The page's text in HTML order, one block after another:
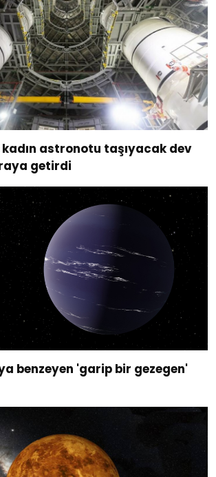
kadın astronotu taşıyacak dev
getirdi
benzeyen 'garip bir gezegen'